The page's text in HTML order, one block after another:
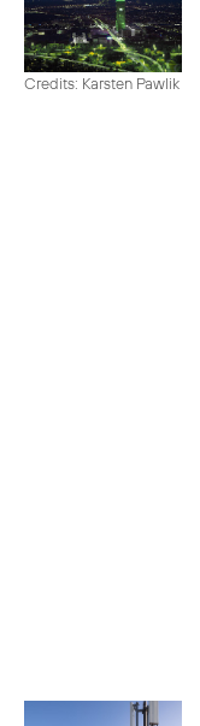
Credits: Karsten Pawlik